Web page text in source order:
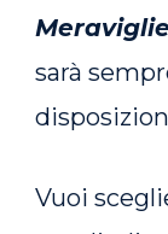
Meraviglie
sarà
Vuoi